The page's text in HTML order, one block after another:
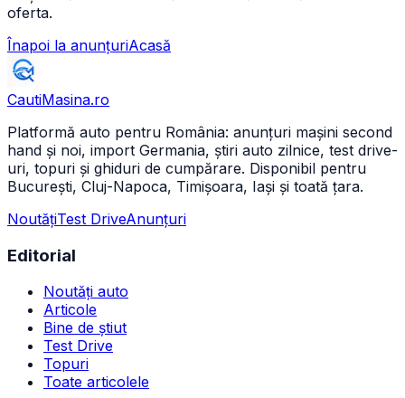
oferta.
Înapoi la anunțuriAcasă
CautiMasina.ro
Platformă auto pentru România: anunțuri mașini second
hand și noi, import Germania, știri auto zilnice, test drive-
uri, topuri și ghiduri de cumpărare. Disponibil pentru
București, Cluj-Napoca, Timișoara, Iași și toată țara.
NoutățiTest DriveAnunțuri
Editorial
Noutăți auto
Articole
Bine de știut
Test Drive
Topuri
Toate articolele